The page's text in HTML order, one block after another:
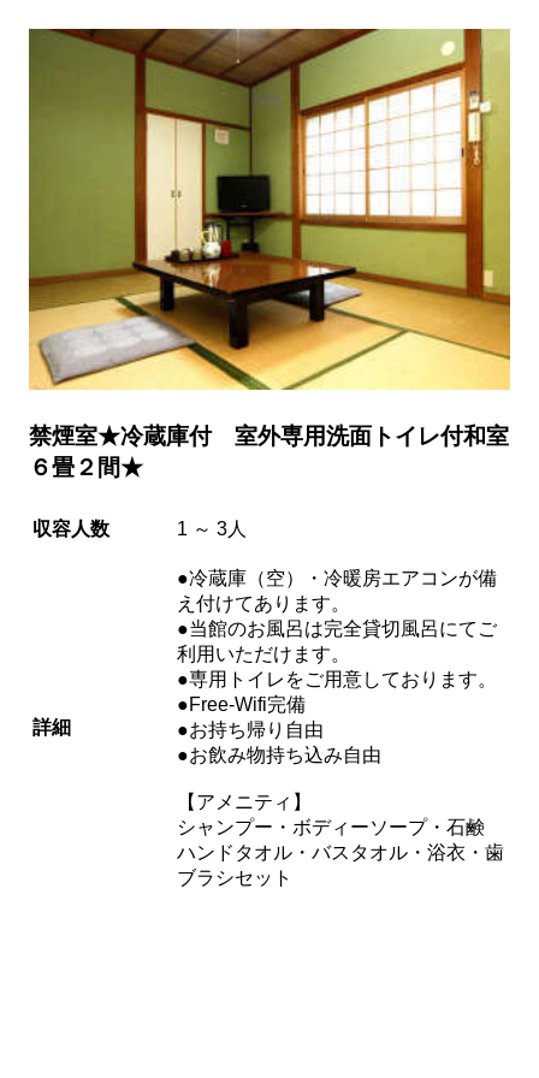
禁煙室★冷蔵庫付 室外専用洗面トイレ付和室
６畳２間★
収容人数 1 ～ 3人
詳細
●冷蔵庫（空）・冷暖房エアコンが備
え付けてあります。
●当館のお風呂は完全貸切風呂にてご
利用いただけます。
●専用トイレをご用意しております。
●Free-Wifi完備
●お持ち帰り自由
●お飲み物持ち込み自由
【アメニティ】
シャンプー・ボディーソープ・石鹸
ハンドタオル・バスタオル・浴衣・歯
ブラシセット